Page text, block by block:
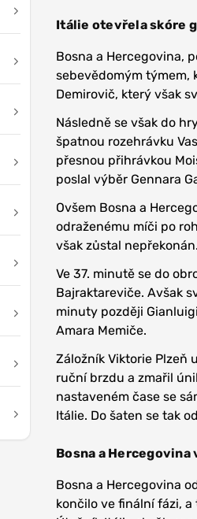
Itálie otevřela skóre
Bosna a Hercegovina,
sebevědomým týmem,
Demirovič, který však
Následně se však do
špatnou rozehrávku
přesnou přihrávkou
poslal výběr Gennara
Ovšem Bosna a
odraženému míči po
však zůstal
Ve 37. minutě se do
Bajraktareviče. Avšak
minuty později
Amara Memiče.
Záložník Viktorie Plzeň
ruční brzdu a zmařil
nastaveném čase se
Itálie. Do šaten se tak
Bosna a
Bosna a Hercegovina
končilo ve finální fázi,